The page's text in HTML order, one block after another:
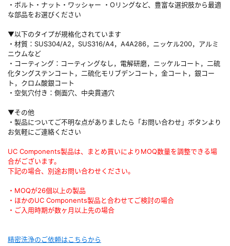
・ボルト・ナット・ワッシャー ・Oリングなど、豊富な選択肢から最適
な部品をお選びください
▼以下のタイプが規格化されています
・材質：SUS304/A2，SUS316/A4，A4A286，ニッケル200，アルミ
ニウムなど
・コーティング：コーティングなし，電解研磨，ニッケルコート，二硫
化タングステンコート，二硫化モリブデンコート，金コート，銀コー
ト，クロム酸銀コート
・空気穴付き：側面穴、中央貫通穴
▼その他
・製品についてご不明な点がありましたら「お問い合わせ」ボタンより
お気軽にご連絡ください
UC Components製品は、まとめ買いによりMOQ数量を調整できる場
合がございます。
下記の場合、別途お問い合わせください。
・MOQが26個以上の製品
・ほかのUC Components製品と合わせてご検討の場合
・ご入用時期が数ヶ月以上先の場合
精密洗浄のご依頼はこちらから